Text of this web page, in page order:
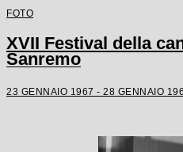
FOTO
XVII Festival della
Sanremo
23 GENNAIO 1967 - 28 GENNAIO